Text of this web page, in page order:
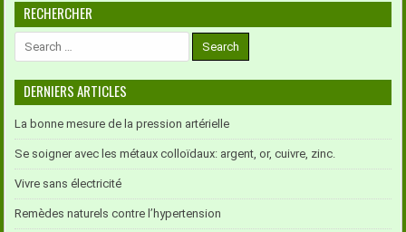
RECHERCHER
DERNIERS ARTICLES
La bonne mesure de la pression artérielle
Se soigner avec les métaux colloïdaux: argent, or, cuivre, zinc.
Vivre sans électricité
Remèdes naturels contre l’hypertension